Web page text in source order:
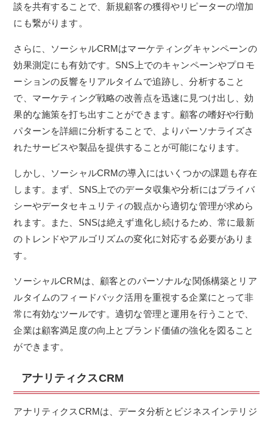
談を共有することで、新規顧客の獲得やリピーターの増加
にも繋がります。
さらに、ソーシャルCRMはマーケティングキャンペーンの
効果測定にも有効です。SNS上でのキャンペーンやプロモ
ーションの反響をリアルタイムで追跡し、分析すること
で、マーケティング戦略の改善点を迅速に見つけ出し、効
果的な施策を打ち出すことができます。顧客の嗜好や行動
パターンを詳細に分析することで、よりパーソナライズさ
れたサービスや製品を提供することが可能になります。
しかし、ソーシャルCRMの導入にはいくつかの課題も存在
します。まず、SNS上でのデータ収集や分析にはプライバ
シーやデータセキュリティの観点から適切な管理が求めら
れます。また、SNSは絶えず進化し続けるため、常に最新
のトレンドやアルゴリズムの変化に対応する必要がありま
す。
ソーシャルCRMは、顧客とのパーソナルな関係構築とリア
ルタイムのフィードバック活用を重視する企業にとって非
常に有効なツールです。適切な管理と運用を行うことで、
企業は顧客満足度の向上とブランド価値の強化を図ること
ができます。
アナリティクスCRM
アナリティクスCRMは、データ分析とビジネスインテリジ